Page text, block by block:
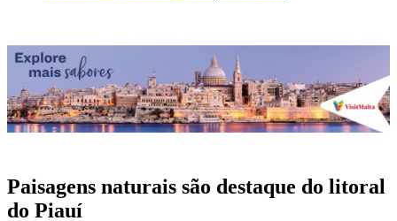
Paisagens naturais são destaque do litoral
do Piauí